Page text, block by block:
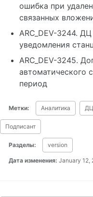
ошибка при
связанных
ARC_DEV-3244.
уведомления
ARC_DEV-3245.
автоматического
период
Метки: Аналитика ДЦ
Подписант
Разделы: version
Дата изменения: January 12,